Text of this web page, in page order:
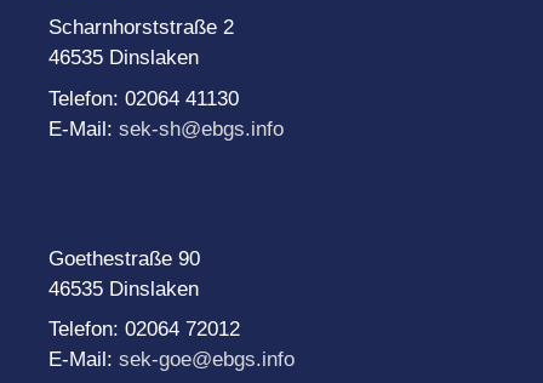
Scharnhorststraße 2
46535 Dinslaken
Telefon: 02064 41130
E-Mail: sek-sh@ebgs.info
Goethestraße 90
46535 Dinslaken
Telefon: 02064 72012
E-Mail: sek-goe@ebgs.info